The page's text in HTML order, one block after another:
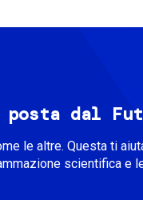
posta dal
le altre. Questa ti
scientifica e